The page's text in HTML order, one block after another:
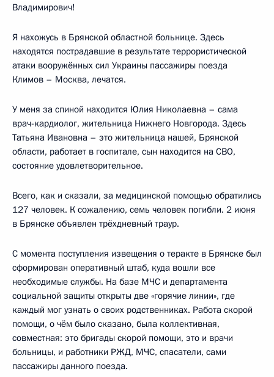
Владимирович!
Я нахожусь в Брянской областной больнице. Здесь
находятся пострадавшие в результате террористической
атаки вооружённых сил Украины пассажиры поезда
Климов – Москва, лечатся.
У меня за спиной находится Юлия Николаевна – сама
врач-кардиолог, жительница Нижнего Новгорода. Здесь
Татьяна Ивановна – это жительница нашей, Брянской
области, работает в госпитале, сын находится на СВО,
состояние удовлетворительное.
Всего, как и сказали, за медицинской помощью обратились
127 человек. К сожалению, семь человек погибли. 2 июня
в Брянске объявлен трёхдневный траур.
С момента поступления извещения о теракте в Брянске был
сформирован оперативный штаб, куда вошли все
необходимые службы. На базе МЧС и департамента
социальной защиты открыты две «горячие линии», где
каждый мог узнать о своих родственниках. Работа скорой
помощи, о чём было сказано, была коллективная,
совместная: это бригады скорой помощи, это и врачи
больницы, и работники РЖД, МЧС, спасатели, сами
пассажиры данного поезда.